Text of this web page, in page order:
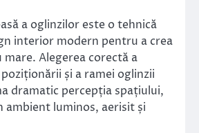
a oglinzilor este o tehnică
interior modern pentru a crea
Alegerea corectă a
și a ramei oglinzii
dramatic percepția spațiului,
ambient luminos, aerisit și